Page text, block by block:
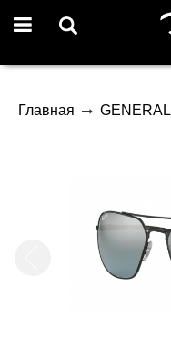
Главная GENERAL